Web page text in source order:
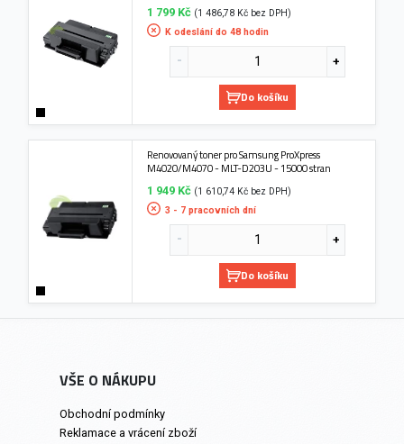
1 799 Kč (1 486,78 Kč bez DPH)
K odeslání do 48 hodin
Do košíku
Renovovaný toner pro Samsung ProXpress
M4020/M4070 - MLT-D203U - 15000 stran
1 949 Kč (1 610,74 Kč bez DPH)
3 - 7 pracovních dní
Do košíku
VŠE O NÁKUPU
Obchodní podmínky
Reklamace a vrácení zboží